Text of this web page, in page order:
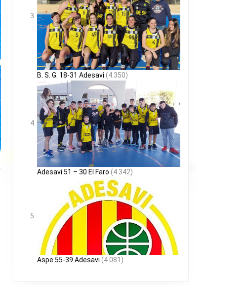
B. S. G. 18-31 Adesavi (4.350)
Adesavi 51 – 30 El Faro (4.342)
Aspe 55-39 Adesavi (4.081)